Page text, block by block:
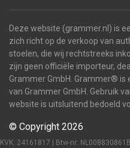
Deze website (grammer.nl) is
zich richt op de verkoop van
stoelen, die wij rechtstreeks
zijn geen officiële importeur,
Grammer GmbH. Grammer®
van Grammer GmbH. Gebruik
website is uitsluitend bedoeld
© Copyright 2026
KVK: 24161817 | Btw-nr: